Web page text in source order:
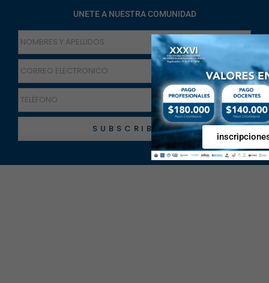
UNETE A NUESTRA COMUNIDAD
SUBSCRIBETE